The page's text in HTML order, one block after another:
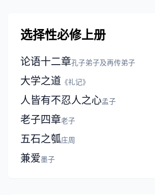
选择性必修上册
论语十二章孔子弟子及再传弟子
大学之道 《礼记》
人皆有不忍人之心孟子
老子四章老子
五石之瓠庄周
兼爱墨子